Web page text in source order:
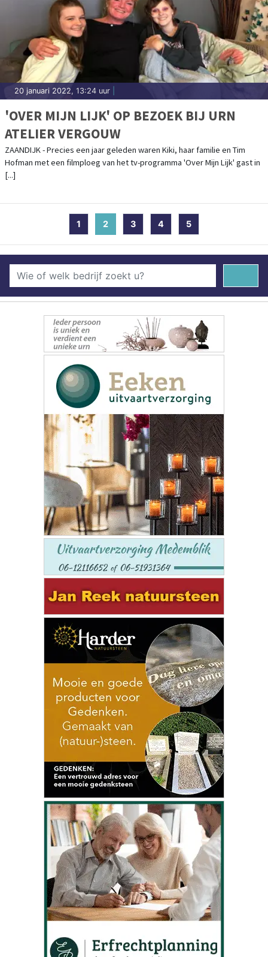
20 januari 2022, 13:24 uur
'OVER MIJN LIJK' OP BEZOEK BIJ URN
ATELIER VERGOUW
ZAANDIJK - Precies een jaar geleden waren Kiki, haar familie en Tim
Hofman met een filmploeg van het tv-programma 'Over Mijn Lijk' gast in
[...]
1 2 (current)
3 4 5